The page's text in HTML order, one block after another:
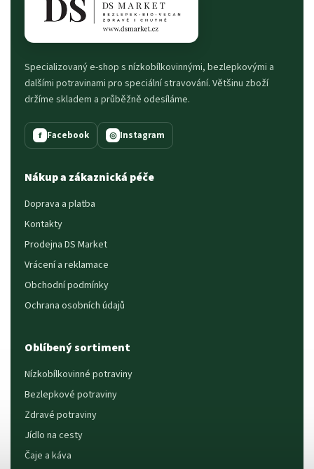
Specializovaný e-shop s nízkobílkovinnými, bezlepkovými a
dalšími potravinami pro speciální stravování. Většinu zboží
držíme skladem a průběžně odesíláme.
f Facebook ◎ Instagram
Nákup a zákaznická péče
Doprava a platba
Kontakty
Prodejna DS Market
Vrácení a reklamace
Obchodní podmínky
Ochrana osobních údajů
Oblíbený sortiment
Nízkobílkovinné potraviny
Bezlepkové potraviny
Zdravé potraviny
Jídlo na cesty
Čaje a káva